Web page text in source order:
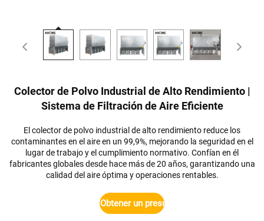
Colector de Polvo Industrial de Alto Rendimiento |
Sistema de Filtración de Aire Eficiente
El colector de polvo industrial de alto rendimiento reduce los
contaminantes en el aire en un 99,9%, mejorando la seguridad en el
lugar de trabajo y el cumplimiento normativo. Confían en él
fabricantes globales desde hace más de 20 años, garantizando una
calidad del aire óptima y operaciones rentables.
Obtener un presupuesto